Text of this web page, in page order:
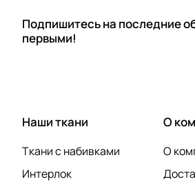
Подпишитесь на последние
первыми!
Наши ткани
Ткани с набивками
Интерлок
О
О